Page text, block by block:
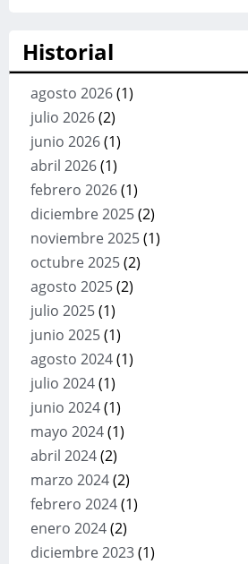
Historial
agosto 2026(1)
julio 2026(2)
junio 2026(1)
abril 2026(1)
febrero 2026(1)
diciembre 2025(2)
noviembre 2025(1)
octubre 2025(2)
agosto 2025(2)
julio 2025(1)
junio 2025(1)
agosto 2024(1)
julio 2024(1)
junio 2024(1)
mayo 2024(1)
abril 2024(2)
marzo 2024(2)
febrero 2024(1)
enero 2024(2)
diciembre 2023(1)